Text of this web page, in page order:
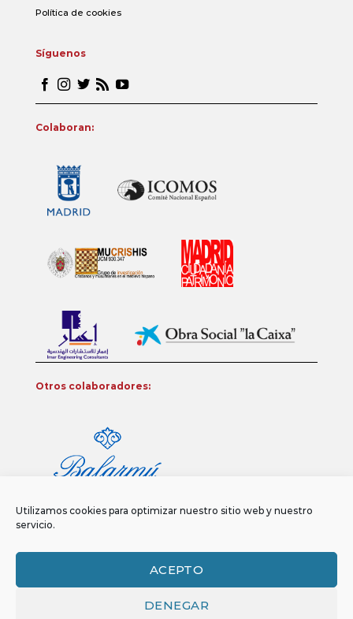
Utilizamos cookies para optimizar nuestro sitio web y nuestro
servicio.
ACEPTO
DENEGAR
Política de cookies
Síguenos
Colaboran:
Otros colaboradores:
Política de privacidad